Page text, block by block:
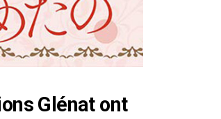
Glénat ont